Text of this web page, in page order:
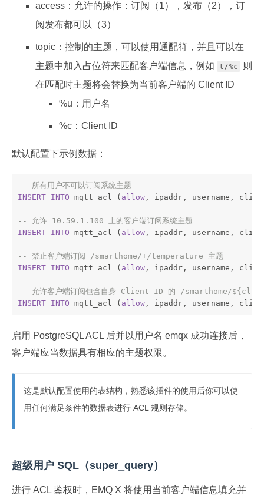
access：允许的操作：订阅（1），发布（2），订
阅发布都可以（3）
topic：控制的主题，可以使用通配符，并且可以在
主题中加入占位符来匹配客户端信息，例如 t/%c
则
在匹配时主题将会替换为当前客户端的 Client ID
%u：用户名
%c：Client ID
默认配置下示例数据：
-- 所有用户不可以订阅系统主题
INSERT INTO mqtt_acl ( allow , ipaddr, username,
-- 允许 10.59.1.100 上的客户端订阅系统主题
INSERT INTO mqtt_acl ( allow , ipaddr, username,
-- 禁止客户端订阅 /smarthome/+/temperature 主题
INSERT INTO mqtt_acl ( allow , ipaddr, username,
-- 允许客户端订阅包含自身 Client ID 的 /smarthome/
INSERT INTO mqtt_acl ( allow , ipaddr, username,
启用 PostgreSQL ACL 后并以用户名 emqx 成功连接后，
客户端应当数据具有相应的主题权限。
这是默认配置使用的表结构，熟悉该插件的使用后你可以使
用任何满足条件的数据表进行 ACL 规则存储。
超级用户 SQL（super_query）
进行 ACL 鉴权时，EMQ X 将使用当前客户端信息填充并